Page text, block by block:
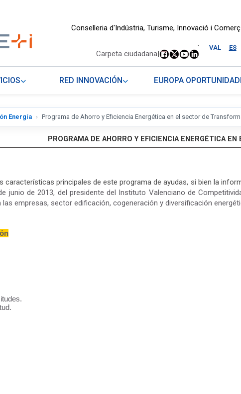
Conselleria d'Indústria, Turisme, Innovació i Comerç
VAL ES
.
Carpeta ciudadana|
RED INNOVACIÓN EUROPA
Energía Programa de Ahorro y Eficiencia Energética en el sector de
PROGRAMA DE AHORRO Y EFICIENCIA ENERGÉTICA
características principales de este programa de ayudas, si bien la
junio de 2013, del presidente del Instituto Valenciano de
empresas, sector edificación, cogeneración y diversificación